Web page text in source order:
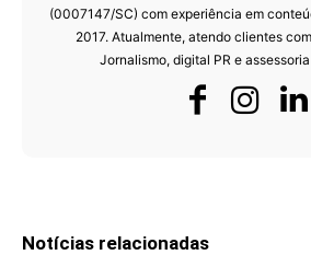
(0007147/SC) com experiência em
2017. Atualmente, atendo clientes
Jornalismo, digital PR e
Notícias relacionadas